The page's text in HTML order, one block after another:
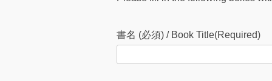
書名 (必須) / Book Title(Required)